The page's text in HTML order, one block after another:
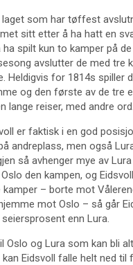
laget som har tøffest
sitt etter å ha hatt en
ha spilt kun to kamper på
avslutter de med tre
Heldigvis for 1814s spiller
og den første av de tre
lange reiser, med andre ord.
er faktisk i en god
andreplass, men også
så avhenger mye av
den kampen, og
– borte mot
mot Oslo – så går
enn Lura.
Oslo og Lura som kan bli
Eidsvoll falle helt ned til